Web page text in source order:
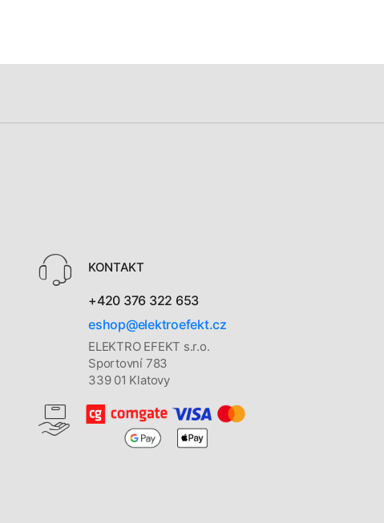
KONTAKT
+420 376 322 653
eshop@elektroefekt.cz
ELEKTRO EFEKT s.r.o.
Sportovní 783
339 01 Klatovy